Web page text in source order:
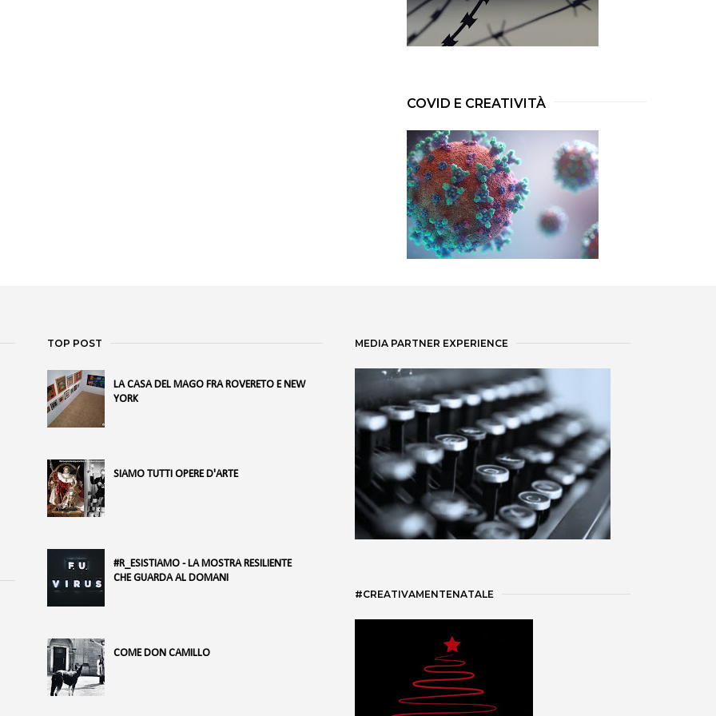
COVID E CREATIVITÀ
TOP POST
LA CASA DEL MAGO FRA ROVERETO E NEW
YORK
SIAMO TUTTI OPERE D'ARTE
#R_ESISTIAMO - LA MOSTRA RESILIENTE
CHE GUARDA AL DOMANI
COME DON CAMILLO
MEDIA PARTNER EXPERIENCE
#CREATIVAMENTENATALE